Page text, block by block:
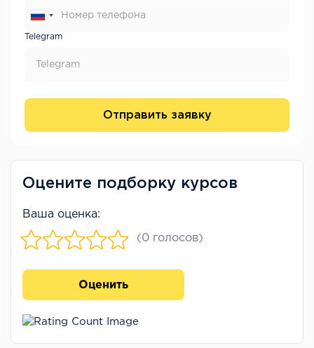
Telegram
Отправить заявку
Оцените подборку курсов
Ваша оценка:
(0 голосов)
Оценить